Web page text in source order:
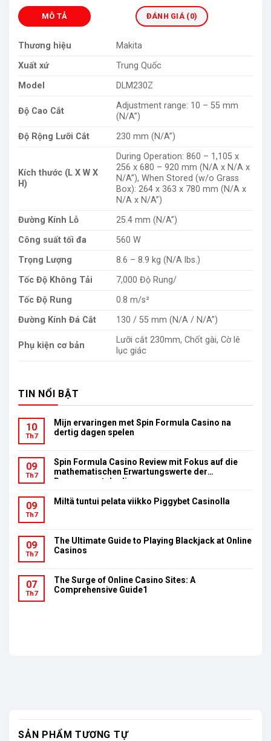
MÔ TẢ ĐÁNH GIÁ (0)
Thương hiệu
Makita
Xuất xứ
Trung Quốc
Model
DLM230Z
Độ Cao Cắt
Adjustment range: 10 – 55 mm
(N/A”)
Độ Rộng Lưỡi Cắt
230 mm (N/A”)
Kích thước (L X W X
H)
During Operation: 860 – 1,105 x
256 x 680 – 920 mm (N/A x N/A x
N/A”), When Stored (w/o Grass
Box): 264 x 363 x 780 mm (N/A x
N/A x N/A”)
Đường Kính Lỗ
25.4 mm (N/A”)
Công suất tối đa
560 W
Trọng Lượng
8.6 – 8.9 kg (N/A lbs.)
Tốc Độ Không Tải
7,000 Độ Rung/
Tốc Độ Rung
0.8 m/s²
Đường Kính Đá Cắt
130 / 55 mm (N/A / N/A”)
Phụ kiện cơ bản
Lưỡi cắt 230mm, Chốt gài, Cờ lê
lục giác
TIN NỔI BẬT
10
Th7
Mijn ervaringen met Spin Formula Casino na
dertig dagen spelen
09
Th7
Spin Formula Casino Review mit Fokus auf die
mathematischen Erwartungswerte der
Bonusumsatzbedingungen
09
Th7
Miltä tuntui pelata viikko Piggybet Casinolla
09
Th7
The Ultimate Guide to Playing Blackjack at Online
Casinos
07
Th7
The Surge of Online Casino Sites: A
Comprehensive Guide1
SẢN PHẨM TƯƠNG TỰ